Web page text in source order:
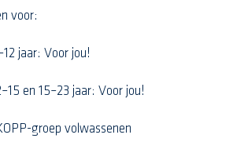
voor:
jaar: Voor jou!
en 15–23 jaar: Voor jou!
groep volwassenen